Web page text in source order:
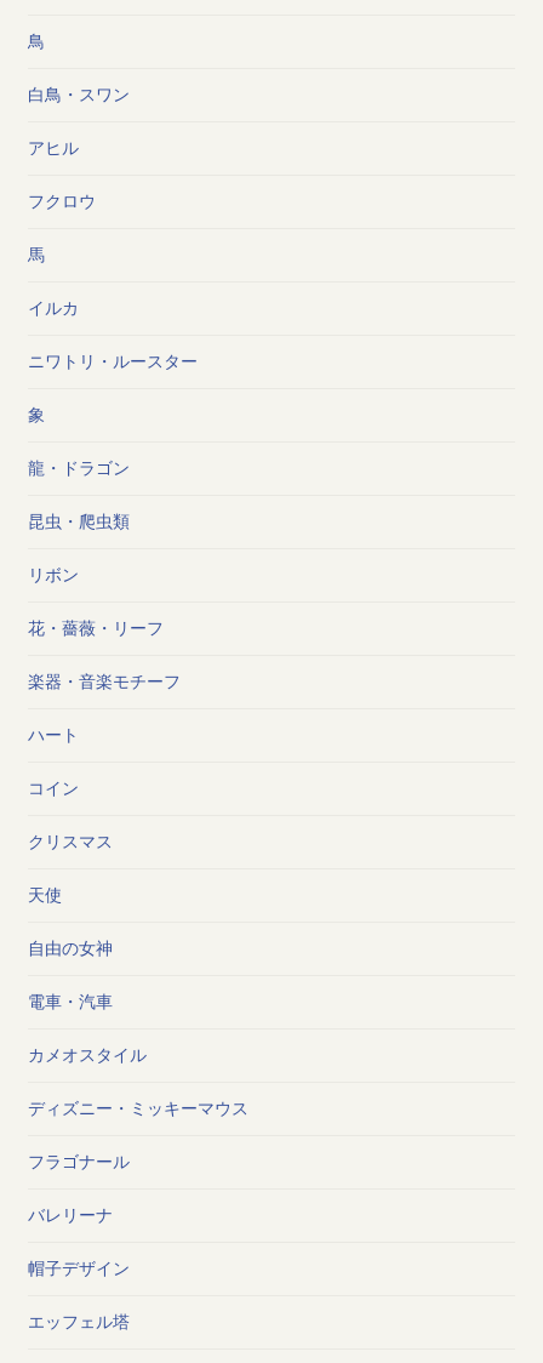
鳥
白鳥・スワン
アヒル
フクロウ
馬
イルカ
ニワトリ・ルースター
象
龍・ドラゴン
昆虫・爬虫類
リボン
花・薔薇・リーフ
楽器・音楽モチーフ
ハート
コイン
クリスマス
天使
自由の女神
電車・汽車
カメオスタイル
ディズニー・ミッキーマウス
フラゴナール
バレリーナ
帽子デザイン
エッフェル塔